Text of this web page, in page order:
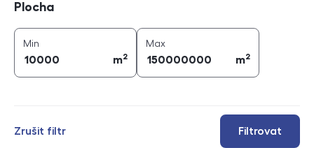
Plocha
Min
m2
Maxplocha (
m2
Filtrovat
Zrušit filtr